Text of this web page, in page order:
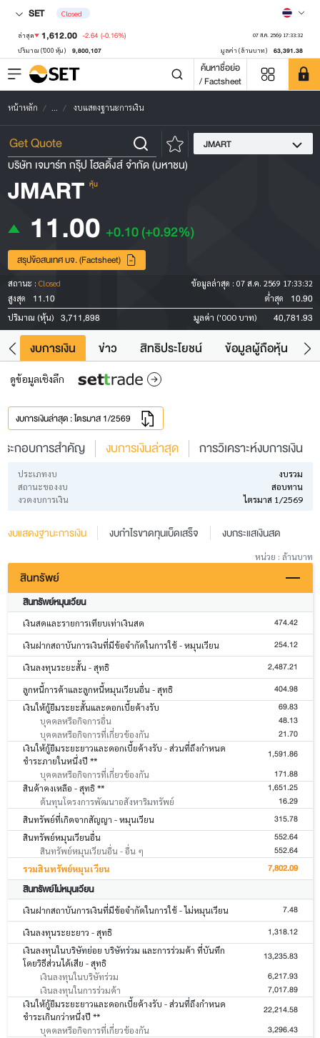
SET Closed
ล่าสุด 1,612.00 -2.64 (-0.16%) 07 ส.ค. 2569 17:33:32
ปริมาณ ('000 หุ้น) 9,800,107 มูลค่า (ล้านบาท) 63,391.38
ค้นหาชื่อย่อ
/ Factsheet
หน้าหลัก ... งบแสดงฐานะการเงิน
JMART
บริษัท เจมาร์ท กรุ๊ป โฮลดิ้งส์ จำกัด (มหาชน)
JMART หุ้น
11.00 +0.10(+0.92%)
สรุปข้อสนเทศ บจ. (Factsheet)
สถานะ : Closed ข้อมูลล่าสุด : 07 ส.ค. 2569 17:33:32
สูงสุด
11.10 ต่ำสุด 10.90
ปริมาณ (หุ้น) 3,711,898 มูลค่า ('000 บาท) 40,781.93
งบการเงิน ข่าว สิทธิประโยชน์ ข้อมูลผู้ถือหุ้น
ดูข้อมูลเชิงลึก
งบการเงินล่าสุด : ไตรมาส 1/2569
ะกอบการสำคัญ งบการเงินล่าสุด การวิเคราะห์งบการเงิน
ประเภทงบ
งบรวม
สถานะของงบ
สอบทาน
งวดงบการเงิน
ไตรมาส 1/2569
งบแสดงฐานะการเงิน งบกำไรขาดทุนเบ็ดเสร็จ งบกระแสเงินสด
หน่วย : ล้านบาท
สินทรัพย์
สินทรัพย์หมุนเวียน
เงินสดและรายการเทียบเท่าเงินสด 474.42
เงินฝากสถาบันการเงินที่มีข้อจำกัดในการใช้ - หมุนเวียน 254.12
เงินลงทุนระยะสั้น - สุทธิ 2,487.21
ลูกหนี้การค้าและลูกหนี้หมุนเวียนอื่น - สุทธิ 404.98
เงินให้กู้ยืมระยะสั้นและดอกเบี้ยค้างรับ 69.83
บุคคลหรือกิจการอื่น 48.13
บุคคลหรือกิจการที่เกี่ยวข้องกัน 21.70
เงินให้กู้ยืมระยะยาวและดอกเบี้ยค้างรับ - ส่วนที่ถึงกำหนด
ชำระภายในหนึ่งปี **
1,591.86
บุคคลหรือกิจการที่เกี่ยวข้องกัน 171.88
สินค้าคงเหลือ - สุทธิ ** 1,651.25
ต้นทุนโครงการพัฒนาอสังหาริมทรัพย์ 16.29
สินทรัพย์ที่เกิดจากสัญญา - หมุนเวียน 315.78
สินทรัพย์หมุนเวียนอื่น 552.64
สินทรัพย์หมุนเวียนอื่น - อื่น ๆ 552.64
รวมสินทรัพย์หมุนเวียน 7,802.09
สินทรัพย์ไม่หมุนเวียน
เงินฝากสถาบันการเงินที่มีข้อจำกัดในการใช้ - ไม่หมุนเวียน 7.48
เงินลงทุนระยะยาว - สุทธิ 1,318.12
เงินลงทุนในบริษัทย่อย บริษัทร่วม และการร่วมค้า ที่บันทึก
โดยวิธีส่วนได้เสีย - สุทธิ
13,235.83
เงินลงทุนในบริษัทร่วม 6,217.93
เงินลงทุนในการร่วมค้า 7,017.89
เงินให้กู้ยืมระยะยาวและดอกเบี้ยค้างรับ - ส่วนที่ถึงกำหนด
ชำระเกินกว่าหนึ่งปี **
22,214.58
บุคคลหรือกิจการที่เกี่ยวข้องกัน 3,296.43